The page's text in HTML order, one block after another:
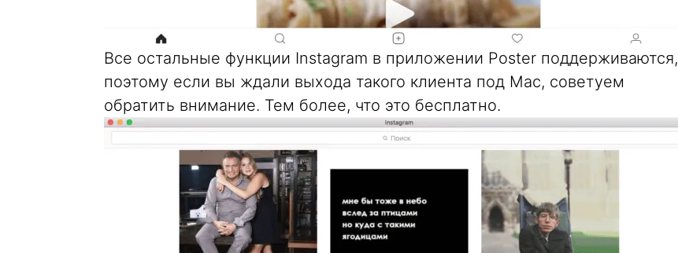
Все остальные функции Instagram в приложении Poster поддерживаются,
поэтому если вы ждали выхода такого клиента под Mac, советуем
обратить внимание. Тем более, что это бесплатно.